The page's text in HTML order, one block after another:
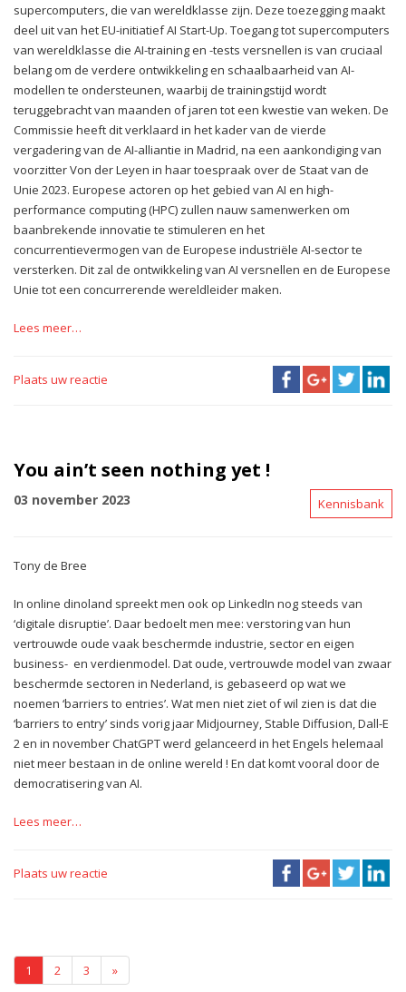
supercomputers, die van wereldklasse zijn. Deze toezegging maakt
deel uit van het EU-initiatief AI Start-Up. Toegang tot supercomputers
van wereldklasse die AI-training en -tests versnellen is van cruciaal
belang om de verdere ontwikkeling en schaalbaarheid van AI-
modellen te ondersteunen, waarbij de trainingstijd wordt
teruggebracht van maanden of jaren tot een kwestie van weken. De
Commissie heeft dit verklaard in het kader van de vierde
vergadering van de AI-alliantie in Madrid, na een aankondiging van
voorzitter Von der Leyen in haar toespraak over de Staat van de
Unie 2023. Europese actoren op het gebied van AI en high-
performance computing (HPC) zullen nauw samenwerken om
baanbrekende innovatie te stimuleren en het
concurrentievermogen van de Europese industriële AI-sector te
versterken. Dit zal de ontwikkeling van AI versnellen en de Europese
Unie tot een concurrerende wereldleider maken.
Lees meer…
Plaats uw reactie
You ain’t seen nothing yet !
03 november 2023 Kennisbank
Tony de Bree
In online dinoland spreekt men ook op LinkedIn nog steeds van
‘digitale disruptie’. Daar bedoelt men mee: verstoring van hun
vertrouwde oude vaak beschermde industrie, sector en eigen
business- en verdienmodel. Dat oude, vertrouwde model van zwaar
beschermde sectoren in Nederland, is gebaseerd op wat we
noemen ‘barriers to entries’. Wat men niet ziet of wil zien is dat die
‘barriers to entry’ sinds vorig jaar Midjourney, Stable Diffusion, Dall-E
2 en in november ChatGPT werd gelanceerd in het Engels helemaal
niet meer bestaan in de online wereld ! En dat komt vooral door de
democratisering van AI.
Lees meer…
Plaats uw reactie
1 2 3 »